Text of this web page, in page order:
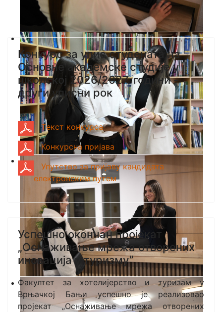
Конкурс за упис студената на
Основне академске студије у
школској 2026/2027. години -
други уписни рок
Tекст конкурса
Конкурсна пријава
Упутство за пријаву кандидата
електронским путем
Успешно окончан пројекат
„Оснаживање мрежа отворених
иновација у туризмуˮ
Факултет за хотелијерство и туризам у
Врњачкој Бањи успешно је реализовао
пројекат „Оснаживање мрежа отворених